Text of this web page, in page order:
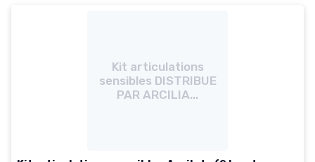
Kit articulations
sensibles DISTRIBUE
PAR ARCILIA...